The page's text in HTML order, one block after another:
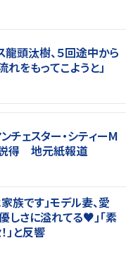
龍頭汰樹、５回途中から
をもってこようと」
チェスター・シティーM
説得 地元紙報道
族です」モデル妻、愛
しさに溢れてる♥」「素
」と反響